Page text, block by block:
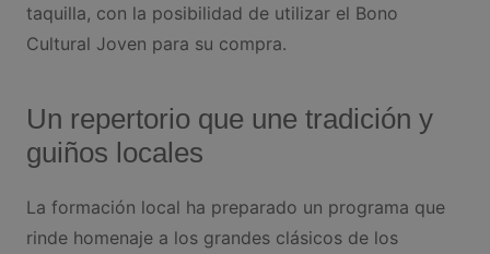
taquilla, con la posibilidad de utilizar el Bono
Cultural Joven para su compra.
Un repertorio que une tradición y
guiños locales
La formación local ha preparado un programa que
rinde homenaje a los grandes clásicos de los